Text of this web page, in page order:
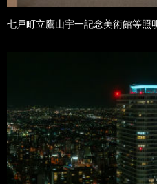
七戸町立鷹山宇一記念美術館等照